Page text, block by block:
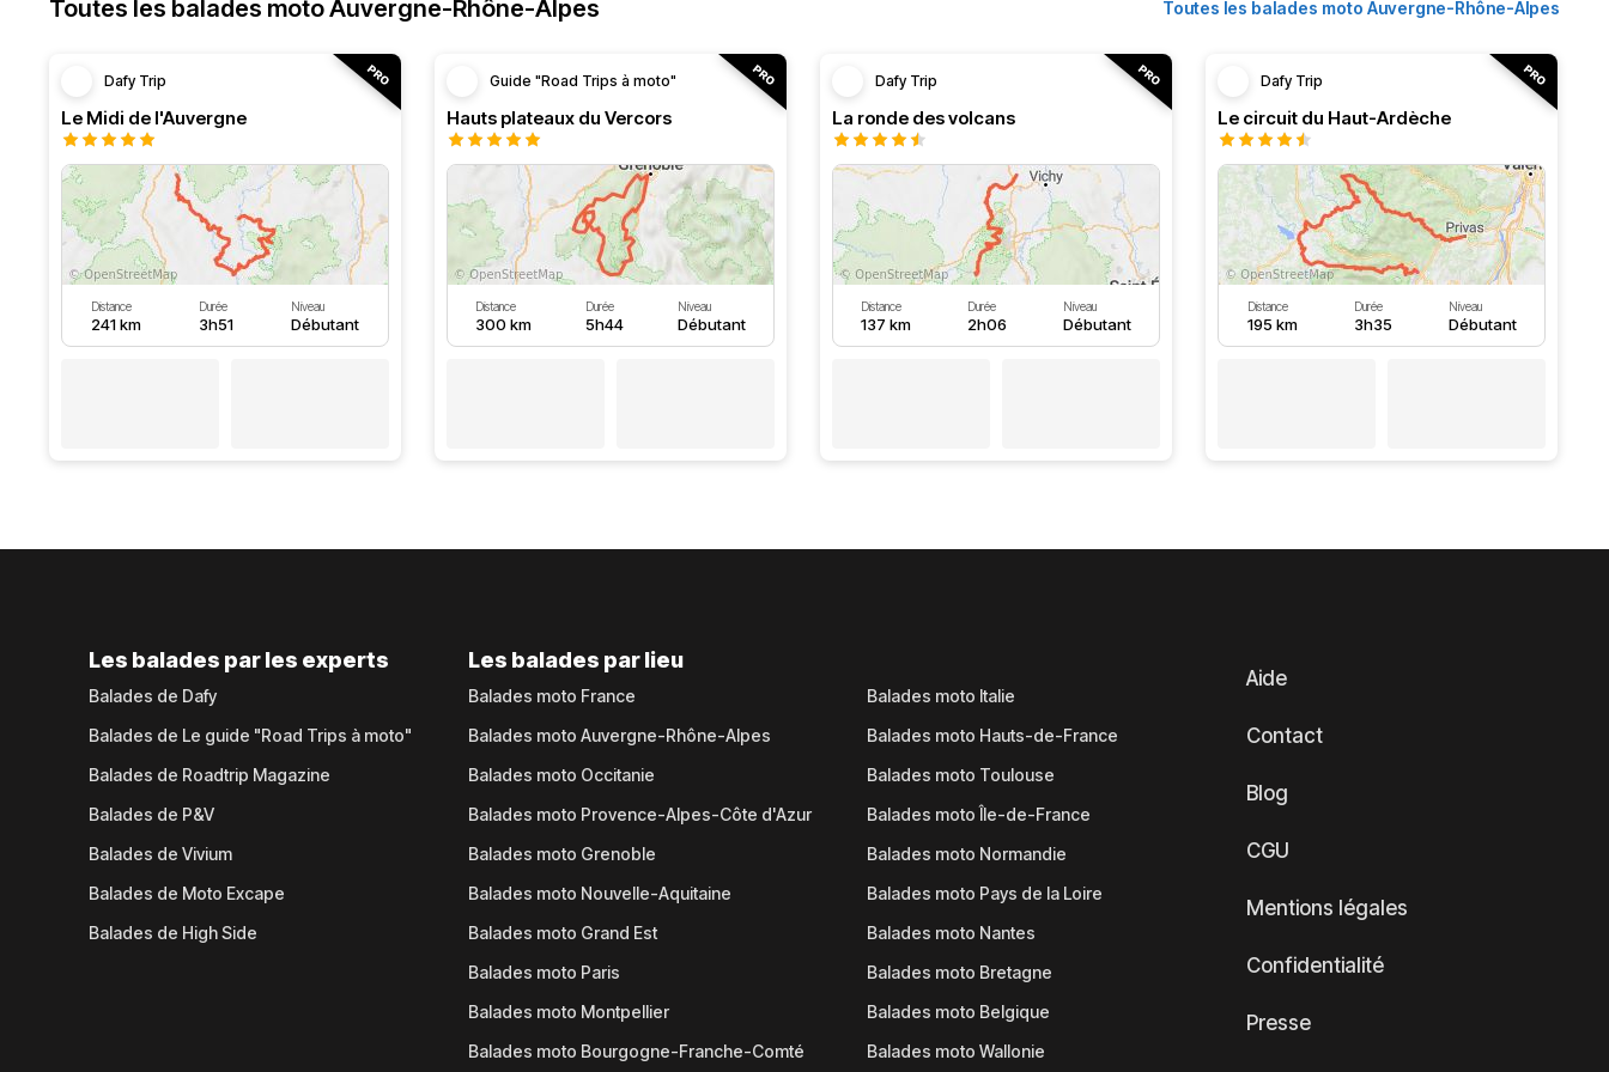
Toutes les balades moto Auvergne-Rhône-Alpes Toutes les balades moto Auvergne-Rhône-Alpes
Dafy Trip
Le Midi de l'Auvergne
Distance
241 km
Durée
3h51
Niveau
Débutant
Guide "Road Trips à moto"
Hauts plateaux du Vercors
Distance
300 km
Durée
5h44
Niveau
Débutant
Dafy Trip
La ronde des volcans
Distance
137 km
Durée
2h06
Niveau
Débutant
Dafy Trip
Le circuit du Haut-Ardèche
Distance
195 km
Durée
3h35
Niveau
Débutant
Les balades par les experts
Balades de Dafy
Balades de Le guide "Road Trips à moto"
Balades de Roadtrip Magazine
Balades de P&V
Balades de Vivium
Balades de Moto Excape
Balades de High Side
Les balades par lieu
Balades moto France
Balades moto Auvergne-Rhône-Alpes
Balades moto Occitanie
Balades moto Provence-Alpes-Côte d'Azur
Balades moto Grenoble
Balades moto Nouvelle-Aquitaine
Balades moto Grand Est
Balades moto Paris
Balades moto Montpellier
Balades moto Bourgogne-Franche-Comté
Balades moto Italie
Balades moto Hauts-de-France
Balades moto Toulouse
Balades moto Île-de-France
Balades moto Normandie
Balades moto Pays de la Loire
Balades moto Nantes
Balades moto Bretagne
Balades moto Belgique
Balades moto Wallonie
Aide
Contact
Blog
CGU
Mentions légales
Confidentialité
Presse